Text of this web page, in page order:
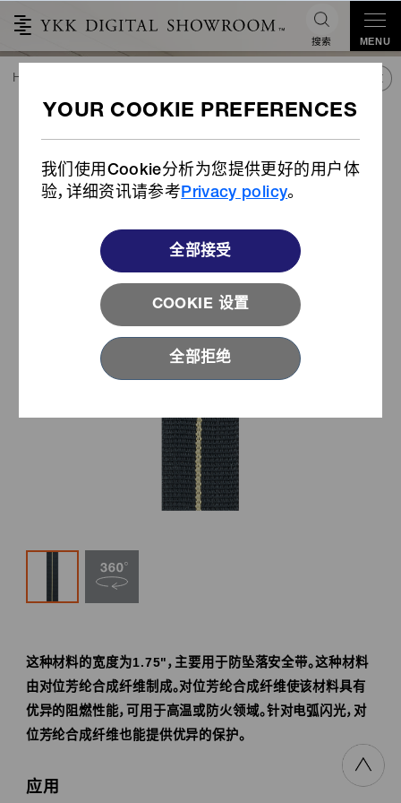
我们使用Cookie分析为您提供更好的用户体
验，详细资讯请参考Privacy policy。
COOKIE 设置
全部接受
全部拒绝
搜索 MENU
对位芳纶合成纤维安全织带
这种材料的宽度为1.75"，主要用于防坠落安全带。这种材料
由对位芳纶合成纤维制成。对位芳纶合成纤维使该材料具有
优异的阻燃性能，可用于高温或防火领域。针对电弧闪光，对
位芳纶合成纤维也能提供优异的保护。
应用
HOME